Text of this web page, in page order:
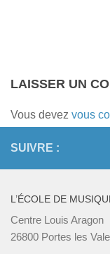
LAISSER UN
Vous devez vous
SUIVRE :
L’ÉCOLE DE
Centre Louis Aragon
26800 Portes les